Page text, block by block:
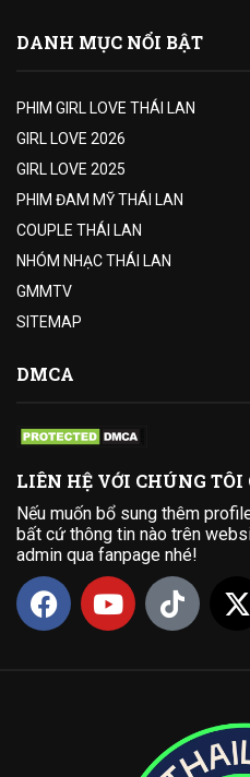
DANH MỤC NỔI BẬT
PHIM GIRL LOVE THÁI LAN
GIRL LOVE 2026
GIRL LOVE 2025
PHIM ĐAM MỸ THÁI LAN
COUPLE THÁI LAN
NHÓM NHẠC THÁI LAN
GMMTV
SITEMAP
DMCA
LIÊN HỆ VỚI CHÚNG TÔI
Nếu muốn bổ sung thêm
bất cứ thông tin nào trên
admin qua fanpage nhé!